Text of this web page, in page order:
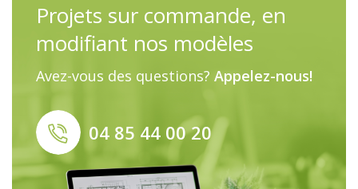
Projets sur commande, en
modifiant nos modèles
Avez-vous des questions? Appelez-nous!
04 85 44 00 20